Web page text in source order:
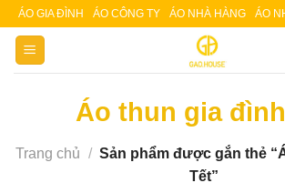
Skip
content
ÁO GIA ĐÌNH ÁO CÔNG TY ÁO NHÀ HÀNG ÁO
Áo thun gia
Trang chủ / Sản phẩm được gắn thẻ
Tết”